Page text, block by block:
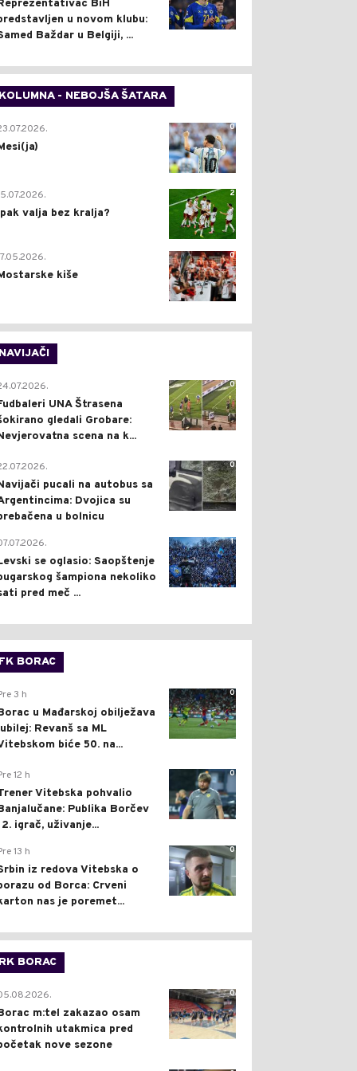
BiH
u novom klubu:
Baždar u Belgiji, ...
KOLUMNA - NEBOJŠA ŠATARA
0
2
valja bez kralja?
0
kiše
NAVIJAČI
0
UNA Štrasena
gledali Grobare:
scena na k...
0
pucali na autobus sa
Dvojica su
u bolnicu
1
se oglasio: Saopštenje
šampiona nekoliko
pred meč ...
FK BORAC
0
3 h
u Mađarskoj obilježava
Revanš sa ML
biće 50. na...
0
12 h
Vitebska pohvalio
Publika Borčev
igrač, uživanje...
0
13 h
iz redova Vitebska o
od Borca: Crveni
nas je poremet...
RK BORAC
0
m:tel zakazao osam
utakmica pred
nove sezone